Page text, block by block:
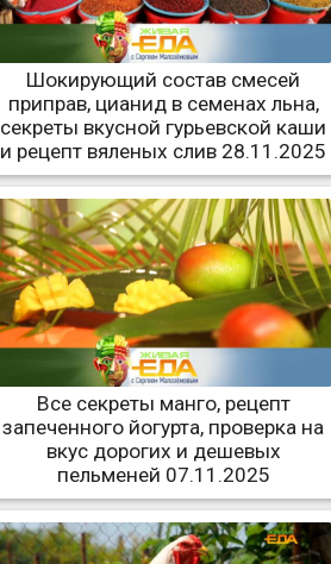
Шокирующий состав смесей
приправ, цианид в семенах льна,
секреты вкусной гурьевской каши
и рецепт вяленых слив 28.11.2025
Все секреты манго, рецепт
запеченного йогурта, проверка на
вкус дорогих и дешевых
пельменей 07.11.2025